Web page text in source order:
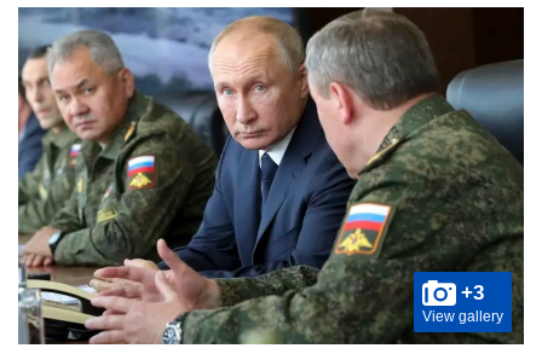
+3
View gallery